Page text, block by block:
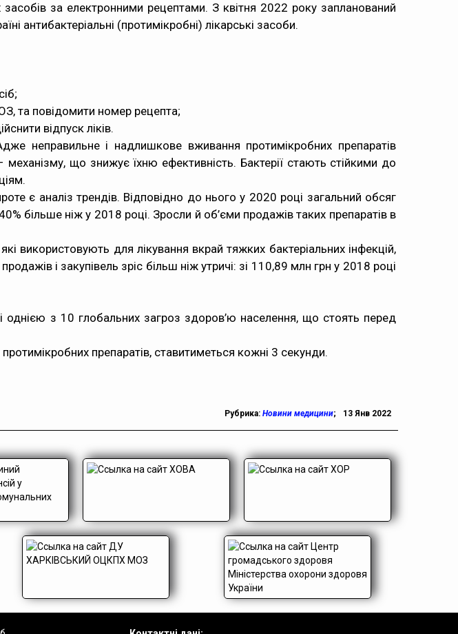
за електронними рецептами. З квітня 2022 року запланований
антибактеріальні (протимікробні) лікарські засоби.
та повідомити номер рецепта;
відпуск ліків.
неправильне і надлишкове вживання протимікробних препаратів
що знижує їхню ефективність. Бактерії стають стійкими до
є аналіз трендів. Відповідно до нього у 2020 році загальний обсяг
більше ніж у 2018 році. Зросли й об’єми продажів таких препаратів в
використовують для лікування вкрай тяжких бактеріальних інфекцій,
і закупівель зріс більш ніж утричі: зі 110,89 млн грн у 2018 році
однією з 10 глобальних загроз здоров’ю населення, що стоять перед
препаратів, ставитиметься кожні 3 секунди.
Рубрика: Новини медицини; 13 Янв 2022